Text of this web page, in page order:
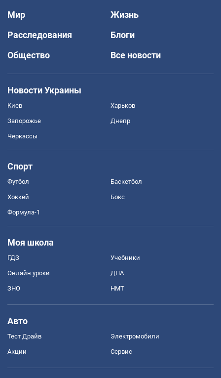
Мир
Жизнь
Расследования
Блоги
Общество
Все новости
Новости Украины
Киев Харьков
Запорожье Днепр
Черкассы
Спорт
Футбол Баскетбол
Хоккей Бокс
Формула-1
Моя школа
ГДЗ Учебники
Онлайн уроки ДПА
ЗНО НМТ
Авто
Тест Драйв Электромобили
Акции Сервис